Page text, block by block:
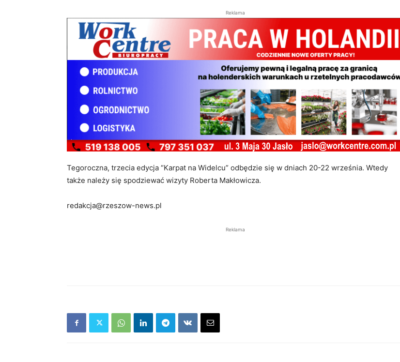
Reklama
Tegoroczna, trzecia edycja “Karpat na Widelcu” odbędzie się w dniach 20-22 września. Wtedy
także należy się spodziewać wizyty Roberta Makłowicza.
redakcja@rzeszow-news.pl
Reklama